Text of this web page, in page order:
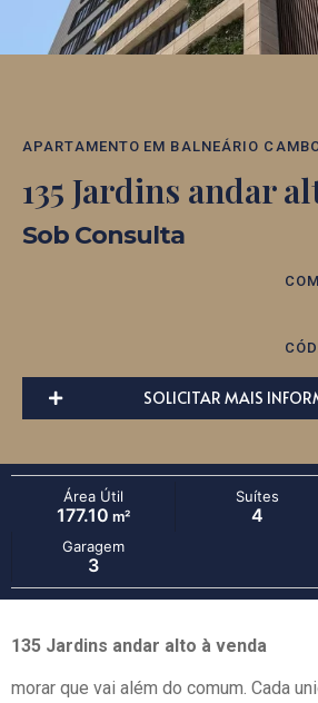
APARTAMENTO EM BALNEÁRIO
135 Jardins andar
Sob Consulta
SOLICITAR MAIS
Área Útil
177.10 m²
Suítes
4
Garagem
3
135 Jardins andar alto à venda
morar que vai além do comum. Cada